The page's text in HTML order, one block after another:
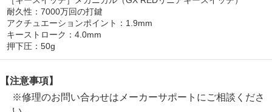
耐久性：7000万回の打鍵
アクチュエーションポイント：1.9mm
キーストローク：4.0mm
押下圧：50g
【注意事項】
※修理のお問い合わせはメーカーサポートにご相談くださ